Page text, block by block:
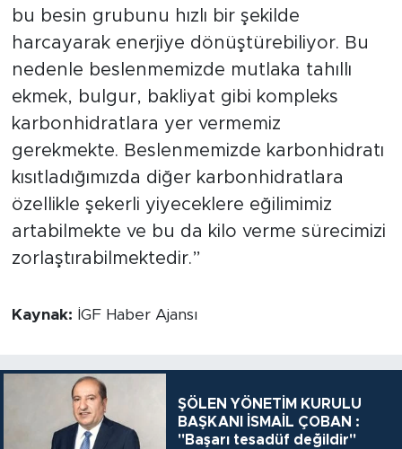
bu besin grubunu hızlı bir şekilde
harcayarak enerjiye dönüştürebiliyor. Bu
nedenle beslenmemizde mutlaka tahıllı
ekmek, bulgur, bakliyat gibi kompleks
karbonhidratlara yer vermemiz
gerekmekte. Beslenmemizde karbonhidratı
kısıtladığımızda diğer karbonhidratlara
özellikle şekerli yiyeceklere eğilimimiz
artabilmekte ve bu da kilo verme sürecimizi
zorlaştırabilmektedir.”
Kaynak: İGF Haber Ajansı
ŞÖLEN YÖNETİM KURULU
BAŞKANI İSMAİL ÇOBAN :
"Başarı tesadüf değildir"